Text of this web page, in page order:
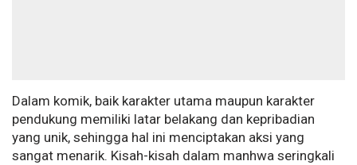
Dalam komik, baik karakter utama maupun karakter
pendukung memiliki latar belakang dan kepribadian
yang unik, sehingga hal ini menciptakan aksi yang
sangat menarik. Kisah-kisah dalam manhwa seringkali